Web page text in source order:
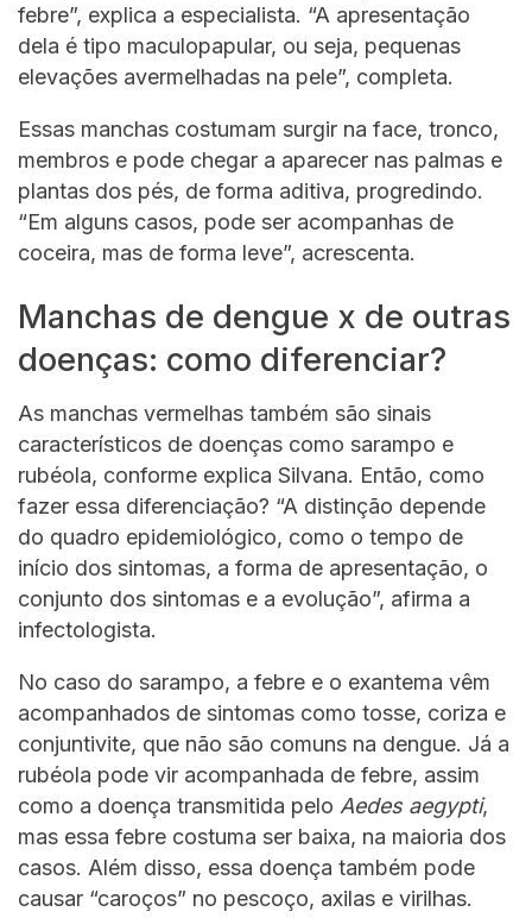
febre”, explica a especialista. “A apresentação
dela é tipo maculopapular, ou seja, pequenas
elevações avermelhadas na pele”, completa.
Essas manchas costumam surgir na face, tronco,
membros e pode chegar a aparecer nas palmas e
plantas dos pés, de forma aditiva, progredindo.
“Em alguns casos, pode ser acompanhas de
coceira, mas de forma leve”, acrescenta.
Manchas de dengue x de outras
doenças: como diferenciar?
As manchas vermelhas também são sinais
característicos de doenças como sarampo e
rubéola, conforme explica Silvana. Então, como
fazer essa diferenciação? “A distinção depende
do quadro epidemiológico, como o tempo de
início dos sintomas, a forma de apresentação, o
conjunto dos sintomas e a evolução”, afirma a
infectologista.
No caso do sarampo, a febre e o exantema vêm
acompanhados de sintomas como tosse, coriza e
conjuntivite, que não são comuns na dengue. Já a
rubéola pode vir acompanhada de febre, assim
como a doença transmitida pelo Aedes aegypti,
mas essa febre costuma ser baixa, na maioria dos
casos. Além disso, essa doença também pode
causar “caroços” no pescoço, axilas e virilhas.